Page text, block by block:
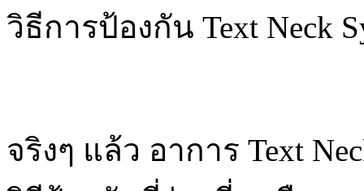
วิธีการป้องกัน Text Neck
จริงๆ แล้ว อาการ Text